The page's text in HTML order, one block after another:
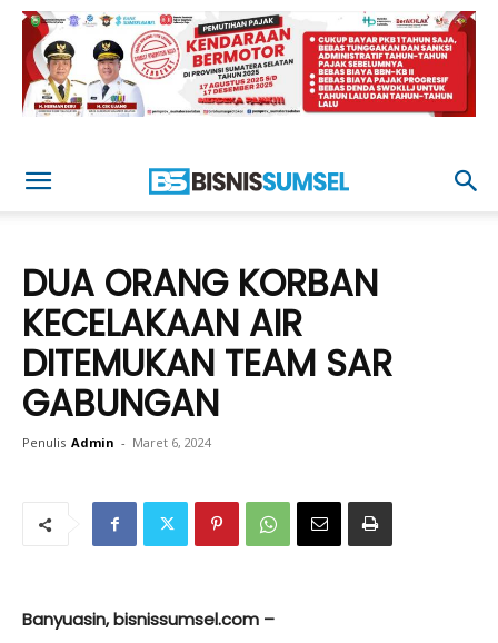
DUA ORANG KORBAN
KECELAKAAN AIR
DITEMUKAN TEAM SAR
GABUNGAN
Penulis Admin - Maret 6, 2024
Banyuasin, bisnissumsel.com –